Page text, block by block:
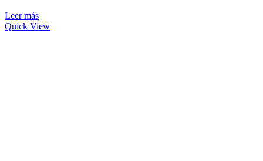
Leer más
Quick View